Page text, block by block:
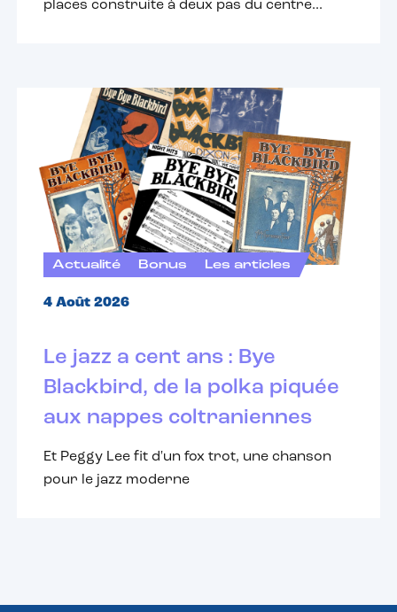
places construite à deux pas du centre...
Actualité Bonus Les articles
4 Août 2026
Le jazz a cent ans : Bye
Blackbird, de la polka piquée
aux nappes coltraniennes
Et Peggy Lee fit d'un fox trot, une chanson
pour le jazz moderne